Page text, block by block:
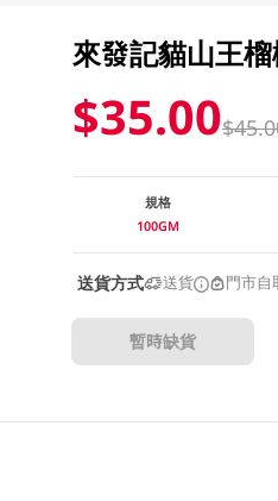
來發記貓山王
$35.00
規格
100GM
送貨方式 送貨 門市自
暫時缺貨